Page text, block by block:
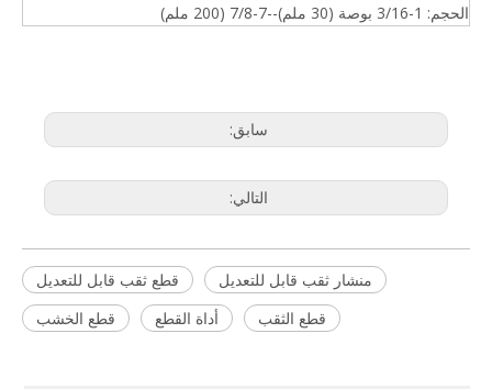
الحجم: 1-3/16 بوصة (30 ملم)--7-7/8 (200 ملم)
سابق:
التالي:
قطع ثقب قابل للتعديل
منشار ثقب قابل للتعديل
قطع الخشب
أداة القطع قطع الثقب